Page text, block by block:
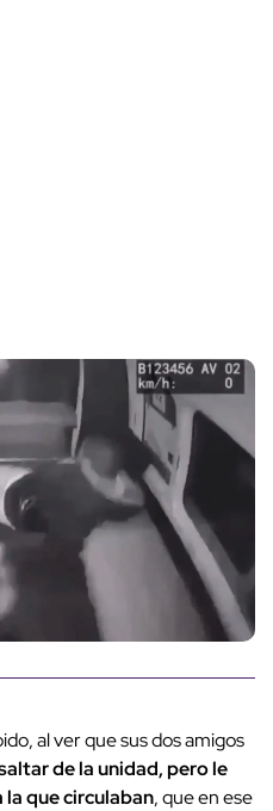
al ver que sus dos amigos
de la unidad, pero le
que circulaban, que en ese